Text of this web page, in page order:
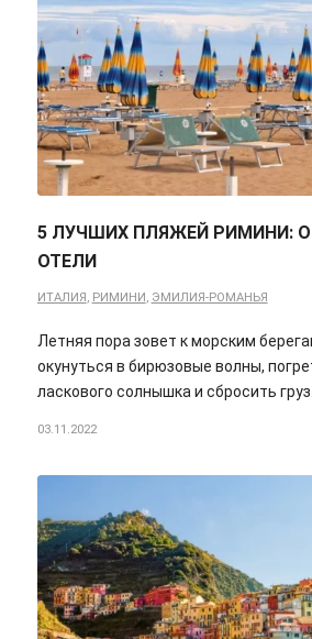
5 ЛУЧШИХ ПЛЯЖЕЙ РИМИНИ:
ОТЕЛИ
ИТАЛИЯ, РИМИНИ, ЭМИЛИЯ-РОМАНЬЯ
Летняя пора зовет к морским
окунуться в бирюзовые волны,
ласкового солнышка и сбросить груз…
03.11.2022